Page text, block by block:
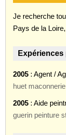
Je recherche
Pays de la
2005 : Agent /
huet
2005 : Aide
guerin peinture